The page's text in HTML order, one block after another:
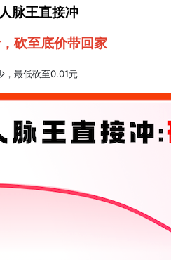
脉王直接冲
砍至底价带回家
，最低砍至0.01元